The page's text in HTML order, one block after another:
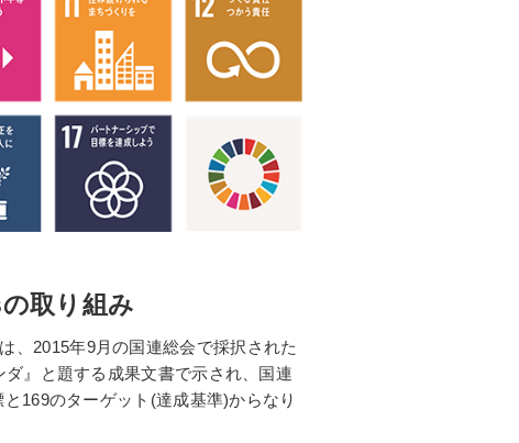
取り組み
、2015年9月の国連総会で採択された
ダ』と題する成果文書で示され、国連
169のターゲット(達成基準)からなり